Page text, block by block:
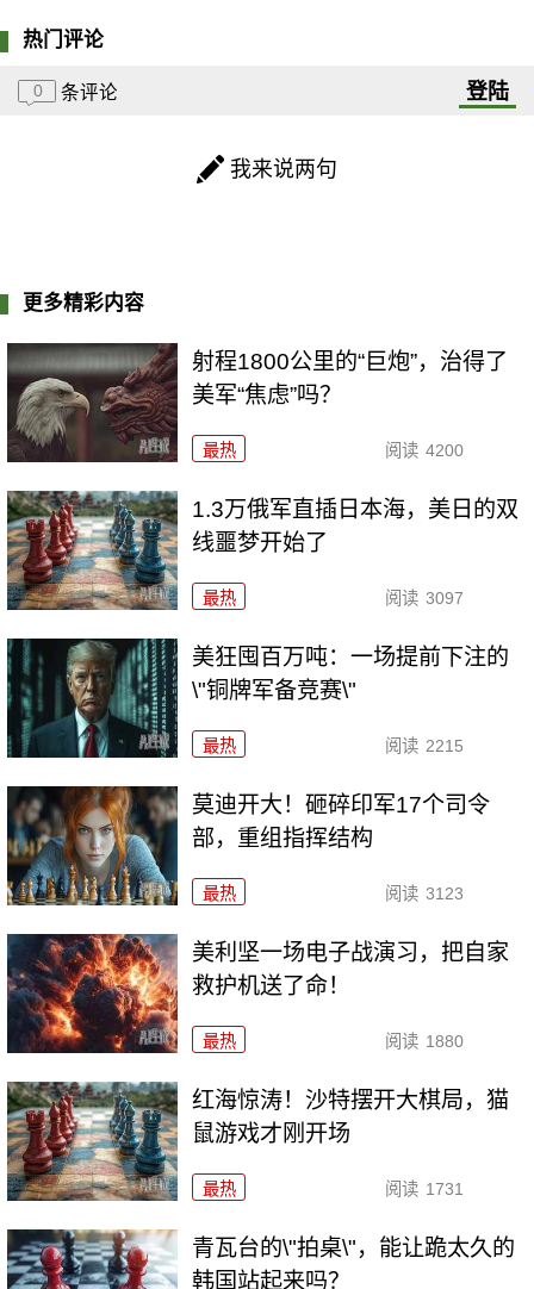
热门评论
0 条评论 登陆
我来说两句
更多精彩内容
射程1800公里的“巨炮”，治得了
美军“焦虑”吗？
最热 阅读 4200
1.3万俄军直插日本海，美日的双
线噩梦开始了
最热 阅读 3097
美狂囤百万吨：一场提前下注的
\"铜牌军备竞赛\"
最热 阅读 2215
莫迪开大！砸碎印军17个司令
部，重组指挥结构
最热 阅读 3123
美利坚一场电子战演习，把自家
救护机送了命！
最热 阅读 1880
红海惊涛！沙特摆开大棋局，猫
鼠游戏才刚开场
最热 阅读 1731
青瓦台的\"拍桌\"，能让跪太久的
韩国站起来吗？